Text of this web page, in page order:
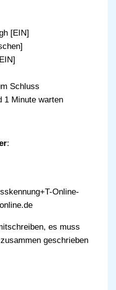
[EIN]
Schluss
1 Minute warten
:
Online-
es muss
geschrieben